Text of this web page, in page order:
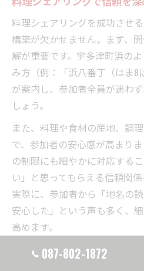
料理シェアリングを成功させ
構築が欠かせません。まず、
解が重要です。宇多津町浜の
み方（例：「浜八番丁（はま8
が案内し、参加者全員が迷わ
しょう。
また、料理や食材の産地、調
で、参加者の安心感が高まり
の制限にも細やかに対応する
い」と思ってもらえる信頼関
実際に、参加者から「地名の読
安心した」という声も多く、
高めます。
飲食体験が生む持続的な地
087-802-1872